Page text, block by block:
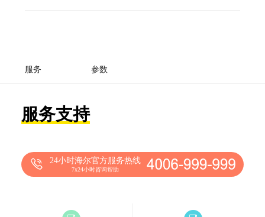
服务 参数
服务支持
24小时海尔官方服务热线
7x24小时咨询帮助